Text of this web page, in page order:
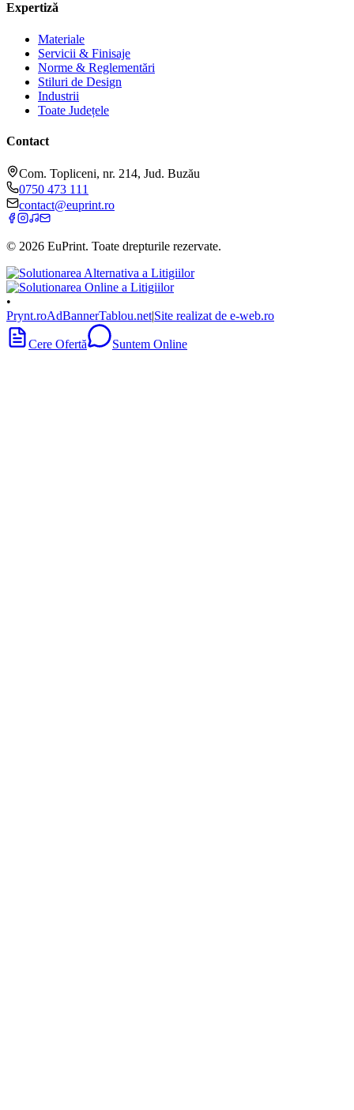
Expertiză
Materiale
Servicii & Finisaje
Norme & Reglementări
Stiluri de Design
Industrii
Toate Județele
Contact
Com. Topliceni, nr. 214, Jud. Buzău
0750 473 111
contact@euprint.ro
© 2026 EuPrint. Toate drepturile rezervate.
•
Prynt.roAdBannerTablou.net|Site realizat de e-web.ro
Cere Ofertă Suntem Online